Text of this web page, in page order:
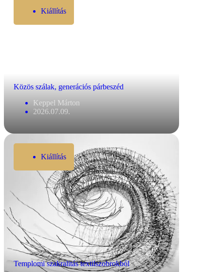
Kiállítás
Közös szálak, generációs párbeszéd
Keppel Márton
2026.07.09.
Kiállítás
Templomi szakralitás textilszobrokból